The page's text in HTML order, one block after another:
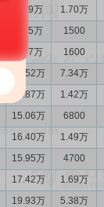
8.19万 1.70万
8.35万 1500
8.37万 1600
15.52万 7.34万
15.87万 1.42万
15.06万 6800
16.40万 1.49万
15.95万 4700
17.42万 1.69万
19.93万 5.38万